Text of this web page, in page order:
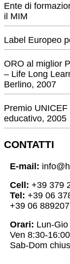
Ente di
il MIM
Label Europeo
ORO al miglior
– Life Long
Berlino, 2007
Premio UNICEF
educativo, 2005
CONTATTI
E-mail:
Cell: +39 379
Tel: +39 06
+39 06
Orari: Lun-
Ven 8:30-
Sab-Dom